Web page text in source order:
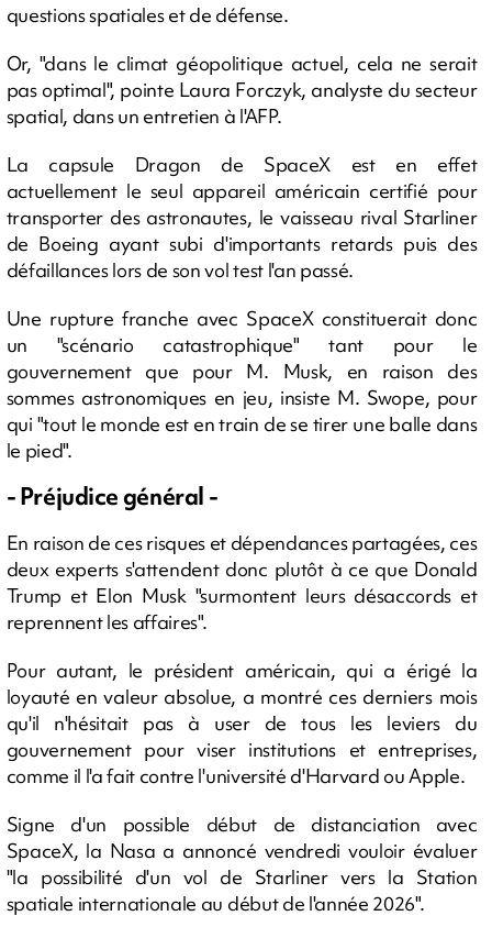
questions spatiales et de défense.
Or, "dans le climat géopolitique actuel, cela ne serait
pas optimal", pointe Laura Forczyk, analyste du secteur
spatial, dans un entretien à l'AFP.
La capsule Dragon de SpaceX est en effet
actuellement le seul appareil américain certifié pour
transporter des astronautes, le vaisseau rival Starliner
de Boeing ayant subi d'importants retards puis des
défaillances lors de son vol test l'an passé.
Une rupture franche avec SpaceX constituerait donc
un "scénario catastrophique" tant pour le
gouvernement que pour M. Musk, en raison des
sommes astronomiques en jeu, insiste M. Swope, pour
qui "tout le monde est en train de se tirer une balle dans
le pied".
- Préjudice général -
En raison de ces risques et dépendances partagées, ces
deux experts s'attendent donc plutôt à ce que Donald
Trump et Elon Musk "surmontent leurs désaccords et
reprennent les affaires".
Pour autant, le président américain, qui a érigé la
loyauté en valeur absolue, a montré ces derniers mois
qu'il n'hésitait pas à user de tous les leviers du
gouvernement pour viser institutions et entreprises,
comme il l'a fait contre l'université d'Harvard ou Apple.
Signe d'un possible début de distanciation avec
SpaceX, la Nasa a annoncé vendredi vouloir évaluer
"la possibilité d'un vol de Starliner vers la Station
spatiale internationale au début de l'année 2026".